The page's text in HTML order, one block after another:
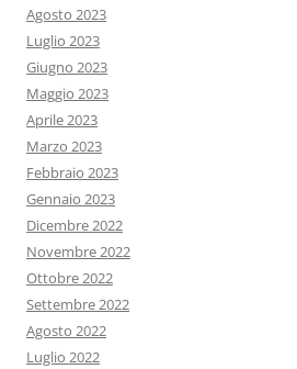
Agosto 2023
Luglio 2023
Giugno 2023
Maggio 2023
Aprile 2023
Marzo 2023
Febbraio 2023
Gennaio 2023
Dicembre 2022
Novembre 2022
Ottobre 2022
Settembre 2022
Agosto 2022
Luglio 2022